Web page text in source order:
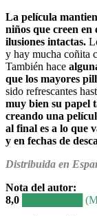
La película
niños que creen en
ilusiones intactas.
y hay mucha coñita
También hace
que los mayores
sido refrescantes
muy bien su papel
creando una
al final es a lo que
y en fechas de
Distribuida en
Nota del autor:
8,0
████████